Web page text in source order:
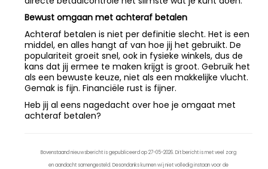
Bewust omgaan met achteraf betalen
Achteraf betalen is niet per definitie slecht. Het is een
middel, en alles hangt af van hoe jij het gebruikt. De
populariteit groeit snel, ook in fysieke winkels, dus de
kans dat jij ermee te maken krijgt is groot. Gebruik het
als een bewuste keuze, niet als een makkelijke vlucht.
Gemak is fijn. Financiële rust is fijner.
Heb jij al eens nagedacht over hoe je omgaat met
achteraf betalen?
Bovenstaand nieuwsbericht is gepubliceerd op 27-05-2026. Dit bericht is met veel zorg
en aandacht samengesteld. Desondanks kunnen wij niet volledig instaan voor de